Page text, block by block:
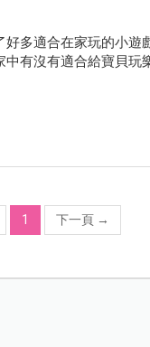
多適合在家玩的小遊
有沒有適合給寶貝玩
1 下一頁 →